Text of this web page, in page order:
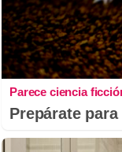
Parece ciencia
Prepárate